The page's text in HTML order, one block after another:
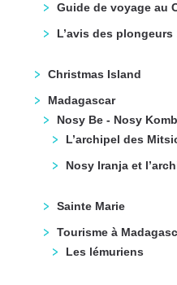
Guide de voyage au
L’avis des plongeurs
Christmas Island
Madagascar
Nosy Be - Nosy
L’archipel des
Nosy Iranja et
Sainte Marie
Tourisme à
Les lémuriens